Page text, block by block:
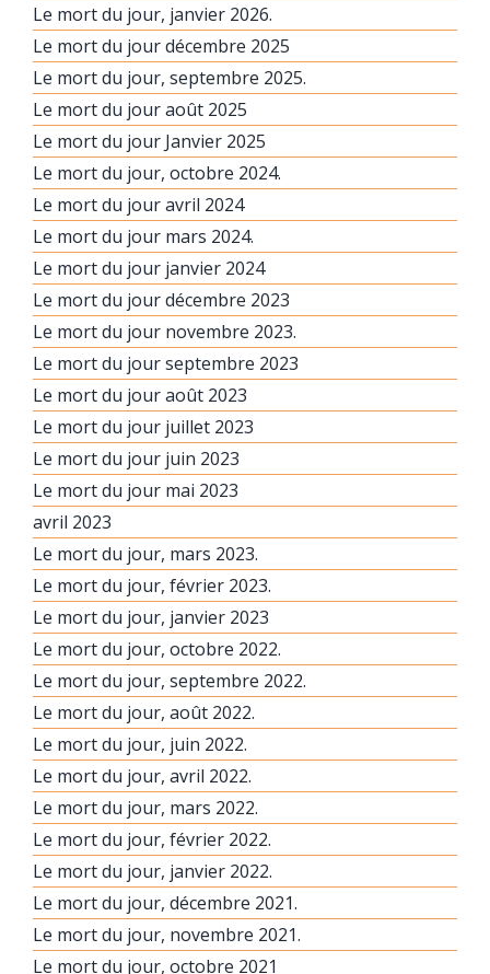
Le mort du jour, janvier 2026.
Le mort du jour décembre 2025
Le mort du jour, septembre 2025.
Le mort du jour août 2025
Le mort du jour Janvier 2025
Le mort du jour, octobre 2024.
Le mort du jour avril 2024
Le mort du jour mars 2024.
Le mort du jour janvier 2024
Le mort du jour décembre 2023
Le mort du jour novembre 2023.
Le mort du jour septembre 2023
Le mort du jour août 2023
Le mort du jour juillet 2023
Le mort du jour juin 2023
Le mort du jour mai 2023
avril 2023
Le mort du jour, mars 2023.
Le mort du jour, février 2023.
Le mort du jour, janvier 2023
Le mort du jour, octobre 2022.
Le mort du jour, septembre 2022.
Le mort du jour, août 2022.
Le mort du jour, juin 2022.
Le mort du jour, avril 2022.
Le mort du jour, mars 2022.
Le mort du jour, février 2022.
Le mort du jour, janvier 2022.
Le mort du jour, décembre 2021.
Le mort du jour, novembre 2021.
Le mort du jour, octobre 2021